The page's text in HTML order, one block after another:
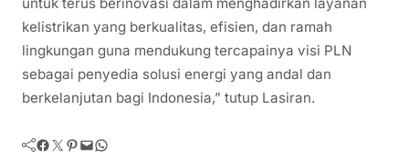
kelistrikan yang berkualitas, efisien, dan ramah
lingkungan guna mendukung tercapainya visi PLN
sebagai penyedia solusi energi yang andal dan
berkelanjutan bagi Indonesia,” tutup Lasiran.
Facebook Twitter Pinterest Mail WhatsApp